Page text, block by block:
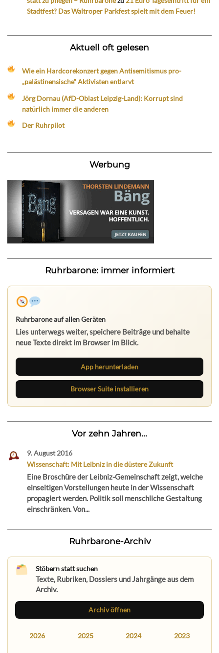
Stadtfest? Das Waltroper Parkfest spielt mit dem Feuer!
Aktuell oft gelesen
Wie ein Hardcorekonzert gegen Antisemitismus pro-
„palästinensische“ Aktivisten entlarvt
Jörg Dornau (AfD-Oblast Leipzig-Land): Korrupt sind
natürlich immer die anderen
Der Ruhrpilot
Werbung
Ruhrbarone: immer informiert
Ruhrbarone auf allen Geräten
Lies unterwegs weiter, speichere Beiträge und behalte
neue Texte direkt im Browser im Blick.
App herunterladen
Browser Suite installieren
Vor zehn Jahren...
9. August 2016
Wissenschaft: Mit Leibniz in die düstere Zukunft
Eine Broschüre der Leibniz-Gemeinschaft zeigt, welche
einseitigen Vorstellungen heute in der Wissenschaft
propagiert werden. Politik soll menschliche Gestaltung
einschränken. Von...
Ruhrbarone-Archiv
Stöbern statt suchen
Texte, Rubriken, Dossiers und Jahrgänge aus dem
Archiv.
Archiv öffnen
2026 2025 2024 2023